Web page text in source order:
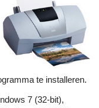
te installeren.
7 (32-bit),